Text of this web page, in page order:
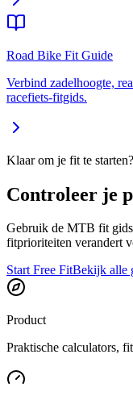
Road Bike Fit Guide
Verbind zadelhoogte,
racefiets-fitgids.
Klaar om je fit te starten?
Controleer je
Gebruik de MTB fit
fitprioriteiten verandert
Start Free FitBekijk alle
Product
Praktische calculators,